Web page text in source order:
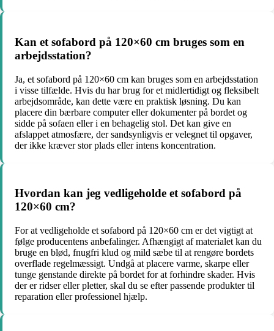
Kan et sofabord på 120×60 cm bruges som en
arbejdsstation?
Ja, et sofabord på 120×60 cm kan bruges som en arbejdsstation
i visse tilfælde. Hvis du har brug for et midlertidigt og fleksibelt
arbejdsområde, kan dette være en praktisk løsning. Du kan
placere din bærbare computer eller dokumenter på bordet og
sidde på sofaen eller i en behagelig stol. Det kan give en
afslappet atmosfære, der sandsynligvis er velegnet til opgaver,
der ikke kræver stor plads eller intens koncentration.
Hvordan kan jeg vedligeholde et sofabord på
120×60 cm?
For at vedligeholde et sofabord på 120×60 cm er det vigtigt at
følge producentens anbefalinger. Afhængigt af materialet kan du
bruge en blød, fnugfri klud og mild sæbe til at rengøre bordets
overflade regelmæssigt. Undgå at placere varme, skarpe eller
tunge genstande direkte på bordet for at forhindre skader. Hvis
der er ridser eller pletter, skal du se efter passende produkter til
reparation eller professionel hjælp.